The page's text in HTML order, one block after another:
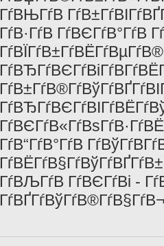
ГѓВЊГѓВ
ГѓВ·ГѓВ ГѓВЄГѓВ°ГѓВ
ГѓВ“ГѓВ°ГѓВ
ГѓВЉГѓВ ГѓВЄГѓВі -